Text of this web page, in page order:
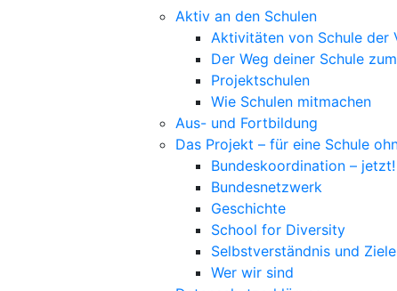
Aktiv an den Schulen
Aktivitäten von Schule der
Der Weg deiner Schule
Projektschulen
Wie Schulen mitmachen
Aus- und Fortbildung
Das Projekt – für eine Schule
Bundeskoordination – jetzt!
Bundesnetzwerk
Geschichte
School for Diversity
Selbstverständnis und Ziele
Wer wir sind